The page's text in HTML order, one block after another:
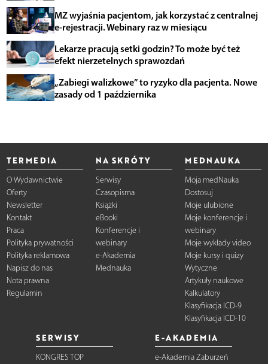
MZ wyjaśnia pacjentom, jak korzystać z centralnej
e-rejestracji. Webinary raz w miesiącu
Lekarze pracują setki godzin? To może być też
efekt nierzetelnych sprawozdań
„Zabiegi walizkowe” to ryzyko dla pacjenta. Nowe
zasady od 1 października
TERMEDIA
O Wydawnictwie
Oferty
Newsletter
Kontakt
Praca
Polityka prywatności
Polityka reklamowa
Napisz do nas
Nota prawna
Regulamin
NA SKRÓTY
Serwisy
Czasopisma
Książki
eBooki
Konferencje i
webinary
e-Akademia
Mednauka
MEDNAUKA
Moja medNauka
Dostosuj
Moje ulubione
Moje konferencje i
webinary
Moje wykłady video
Moje kursy i quizy
Wytyczne
Artykuły naukowe
Kalkulatory
Klasyfikacja ICD-9
Klasyfikacja ICD-10
SERWISY
KONGRES TOP
E-AKADEMIA
e-Akademia Zaburzeń